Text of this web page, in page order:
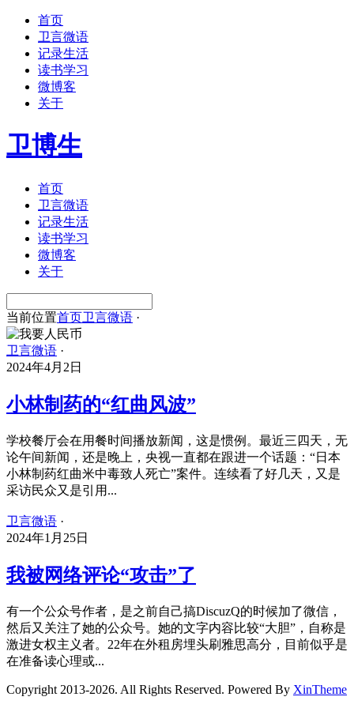
首页
卫言微语
记录生活
读书学习
微博客
关于
卫博生
首页
卫言微语
记录生活
读书学习
微博客
关于
当前位置首页卫言微语 ·
卫言微语 ·
2024年4月2日
小林制药的“红曲风波”
学校餐厅会在用餐时间播放新闻，这是惯例。最近三四天，无
论午间新闻，还是晚上，央视一直都在跟进一个话题：“日本
小林制药红曲米中毒致人死亡”案件。连续看了好几天，又是
采访民众又是引用...
卫言微语 ·
2024年1月25日
我被网络评论“攻击”了
有一个公众号作者，是之前自己搞DiscuzQ的时候加了微信，
然后又关注了她的公众号。她的文字内容比较“大胆”，自称是
激进女权主义者。22年在外租房埋头刷雅思高分，目前似乎是
在准备读心理或...
Copyright 2013-2026. All Rights Reserved. Powered By XinTheme